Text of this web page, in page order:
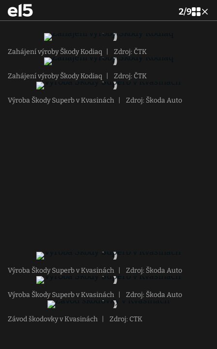
2/9
Zahájení výroby Škody Kodiaq Zdroj: ČTK
Zahájení výroby Škody Kodiaq Zdroj: ČTK
Výroba Škody Superb v Kvasinách Zdroj: Škoda Auto
Výroba Škody Superb v Kvasinách Zdroj: Škoda Auto
Výroba Škody Superb v Kvasinách Zdroj: Škoda Auto
Závod škodovky v Kvasinách Zdroj: CTK